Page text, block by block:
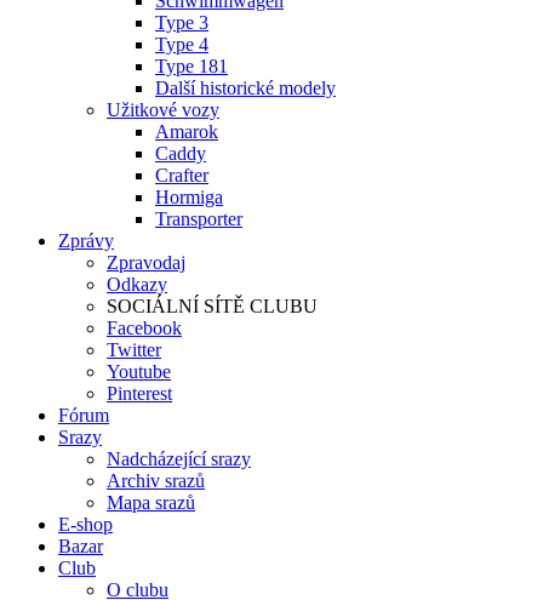
Type 3
Type 4
Type 181
Další historické modely
Užitkové vozy
Amarok
Caddy
Crafter
Hormiga
Transporter
Zprávy
Zpravodaj
Odkazy
SOCIÁLNÍ SÍTĚ CLUBU
Facebook
Twitter
Youtube
Pinterest
Fórum
Srazy
Nadcházející srazy
Archiv srazů
Mapa srazů
E-shop
Bazar
Club
O clubu